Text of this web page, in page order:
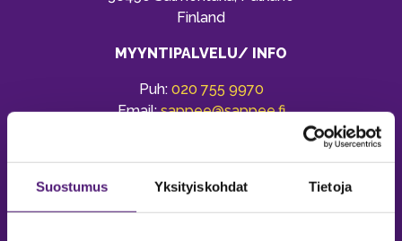
Suostumus Yksityiskohdat Tietoja
Finland
MYYNTIPALVELU/ INFO
Puh: 020 755 9970
Email:sappee@sappee.fi